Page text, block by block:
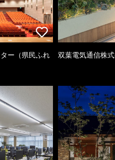
ー（県民ふれ
双葉電気通信株